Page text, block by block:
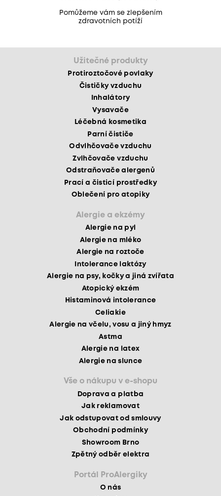
Pomůžeme vám se zlepšením
zdravotních potíží
Užitečné produkty
Protiroztočové povlaky
Čističky vzduchu
Inhalátory
Vysavače
Léčebná kosmetika
Parní čističe
Odvlhčovače vzduchu
Zvlhčovače vzduchu
Odstraňovače alergenů
Prací a čisticí prostředky
Oblečení pro atopiky
Alergie a ekzémy
Alergie na pyl
Alergie na mléko
Alergie na roztoče
Intolerance laktózy
Alergie na psy, kočky a jiná zvířata
Atopický ekzém
Histaminová intolerance
Celiakie
Alergie na včelu, vosu a jiný hmyz
Astma
Alergie na latex
Alergie na slunce
Vše o nákupu v e-shopu
Doprava a platba
Jak reklamovat
Jak odstupovat od smlouvy
Obchodní podmínky
Showroom Brno
Zpětný odběr elektra
Portál ProAlergiky
O nás